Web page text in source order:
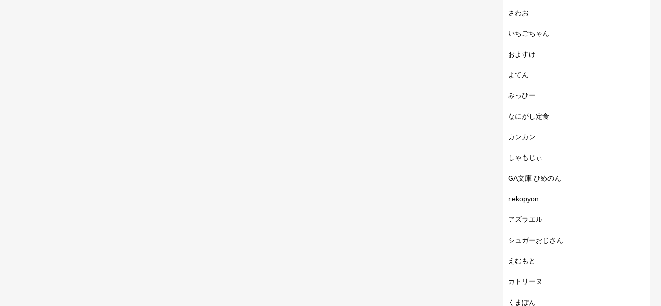
さわお
いちごちゃん
およすけ
よてん
みっひー
なにがし定食
カンカン
しゃもじぃ
GA文庫 ひめのん
nekopyon.
アズラエル
シュガーおじさん
えむもと
カトリーヌ
くまぽん